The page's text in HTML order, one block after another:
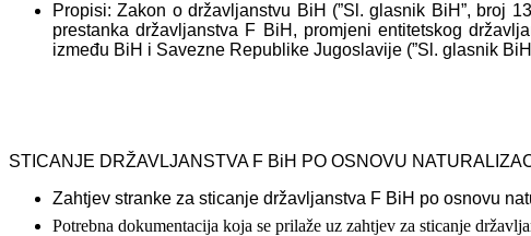
Propisi: Zakon o državljanstvu BiH (”Sl. glasnik BiH”, broj
prestanka državljanstva F BiH, promjeni entitetskog
između BiH i Savezne Republike Jugoslavije (”Sl. glasnik
STICANJE DRŽAVLJANSTVA F BiH PO OSNOVU
Zahtjev stranke za sticanje državljanstva F BiH po osnovu
Potrebna dokumentacija koja se prilaže uz zahtjev za sticanje